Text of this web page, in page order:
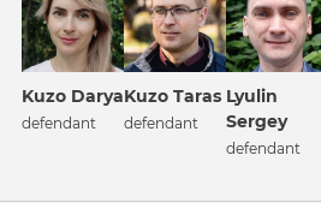
Kuzo Darya
defendant
Kuzo Taras
defendant
Lyulin
Sergey
defendant